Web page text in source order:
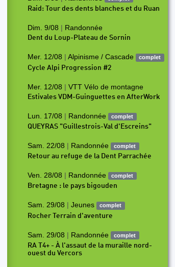
Raid: Tour des dents blanches et du Ruan
Dim. 9/08 | Randonnée
Dent du Loup-Plateau de Sornin
Mer. 12/08 | Alpinisme / Cascade complet
Cycle Alpi Progression #2
Mer. 12/08 | VTT Vélo de montagne
Estivales VDM-Guinguettes en AfterWork
Lun. 17/08 | Randonnée complet
QUEYRAS "Guillestrois-Val d'Escreins"
Sam. 22/08 | Randonnée complet
Retour au refuge de la Dent Parrachée
Ven. 28/08 | Randonnée complet
Bretagne : le pays bigouden
Sam. 29/08 | Jeunes complet
Rocher Terrain d'aventure
Sam. 29/08 | Randonnée complet
RA T4+ - À l'assaut de la muraille nord-
ouest du Vercors